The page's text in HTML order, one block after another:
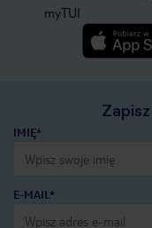
myTUI
IMIĘ*
E-MAIL*